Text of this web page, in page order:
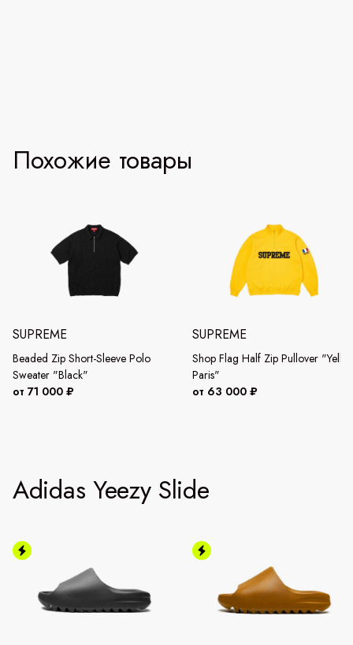
Похожие товары
SUPREME
Beaded Zip Short-Sleeve Polo
Sweater "Black"
от 71 000 ₽
SUPREME
Shop Flag Half Zip Pullover
Paris"
от 63 000 ₽
Adidas Yeezy Slide